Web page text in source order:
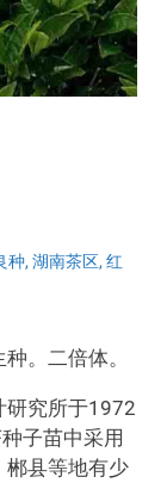
种, 湖南茶区, 红
。二倍体。
研究所于1972
子苗中采用
郴县等地有少